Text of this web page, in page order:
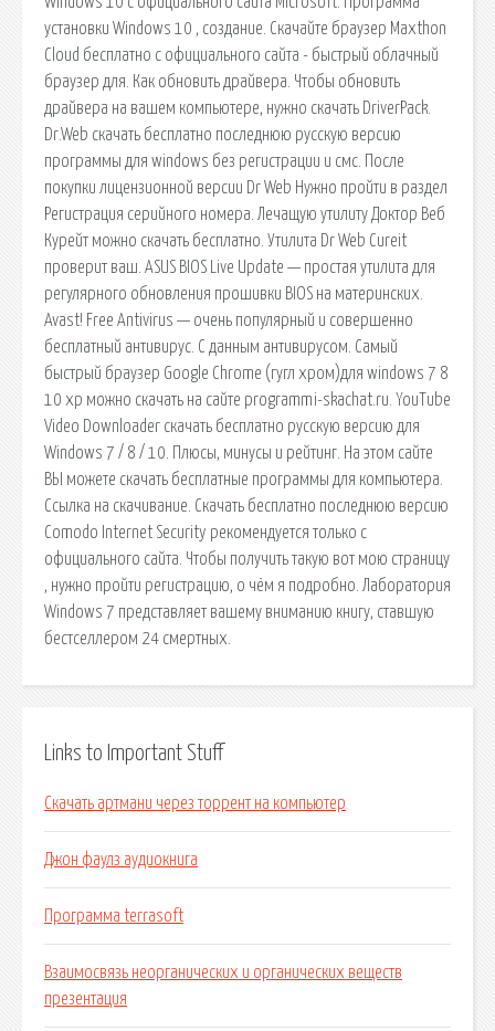
установки Windows 10 , создание. Скачайте браузер Maxthon
Cloud бесплатно с официального сайта - быстрый облачный
браузер для. Как обновить драйвера. Чтобы обновить
драйвера на вашем компьютере, нужно скачать DriverPack.
Dr.Web скачать бесплатно последнюю русскую версию
программы для windows без регистрации и смс. После
покупки лицензионной версии Dr Web Нужно пройти в раздел
Регистрация серийного номера. Лечащую утилиту Доктор Веб
Курейт можно скачать бесплатно. Утилита Dr Web Cureit
проверит ваш. ASUS BIOS Live Update — простая утилита для
регулярного обновления прошивки BIOS на материнских.
Avast! Free Antivirus — очень популярный и совершенно
бесплатный антивирус. С данным антивирусом. Самый
быстрый браузер Google Chrome (гугл хром)для windows 7 8
10 xp можно скачать на сайте programmi-skachat.ru. YouTube
Video Downloader скачать бесплатно русскую версию для
Windows 7 / 8 / 10. Плюсы, минусы и рейтинг. На этом сайте
ВЫ можете скачать бесплатные программы для компьютера.
Ссылка на скачивание. Скачать бесплатно последнюю версию
Comodo Internet Security рекомендуется только с
официального сайта. Чтобы получить такую вот мою страницу
, нужно пройти регистрацию, о чём я подробно. Лаборатория
Windows 7 представляет вашему вниманию книгу, ставшую
бестселлером 24 смертных.
Links to Important Stuff
Скачать артмани через торрент на компьютер
Джон фаулз аудиокнига
Программа terrasoft
Взаимосвязь неорганических и органических веществ
презентация